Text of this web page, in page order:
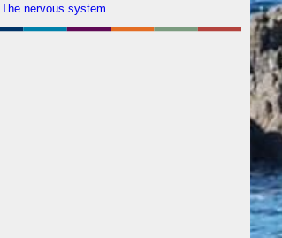
The nervous system